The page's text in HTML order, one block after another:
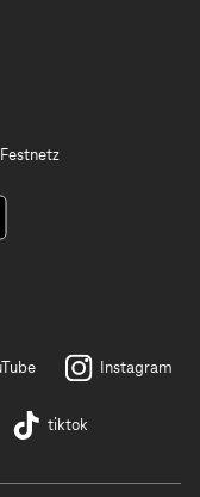
Instagram
tiktok